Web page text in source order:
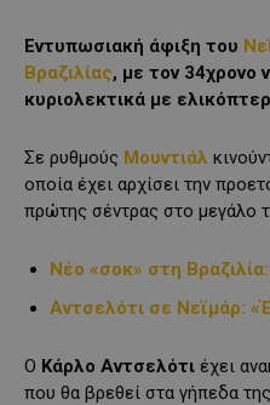
Εντυπωσιακή άφιξη του
Βραζιλίας, με τον 34χρονο
κυριολεκτικά με
Σε ρυθμούς Μουντιάλ
οποία έχει αρχίσει την
πρώτης σέντρας στο μεγάλο
Νέο «σοκ» στη
Αντσελότι σε Νεϊμάρ:
Ο Κάρλο Αντσελότι έχει
που θα βρεθεί στα γήπεδα της